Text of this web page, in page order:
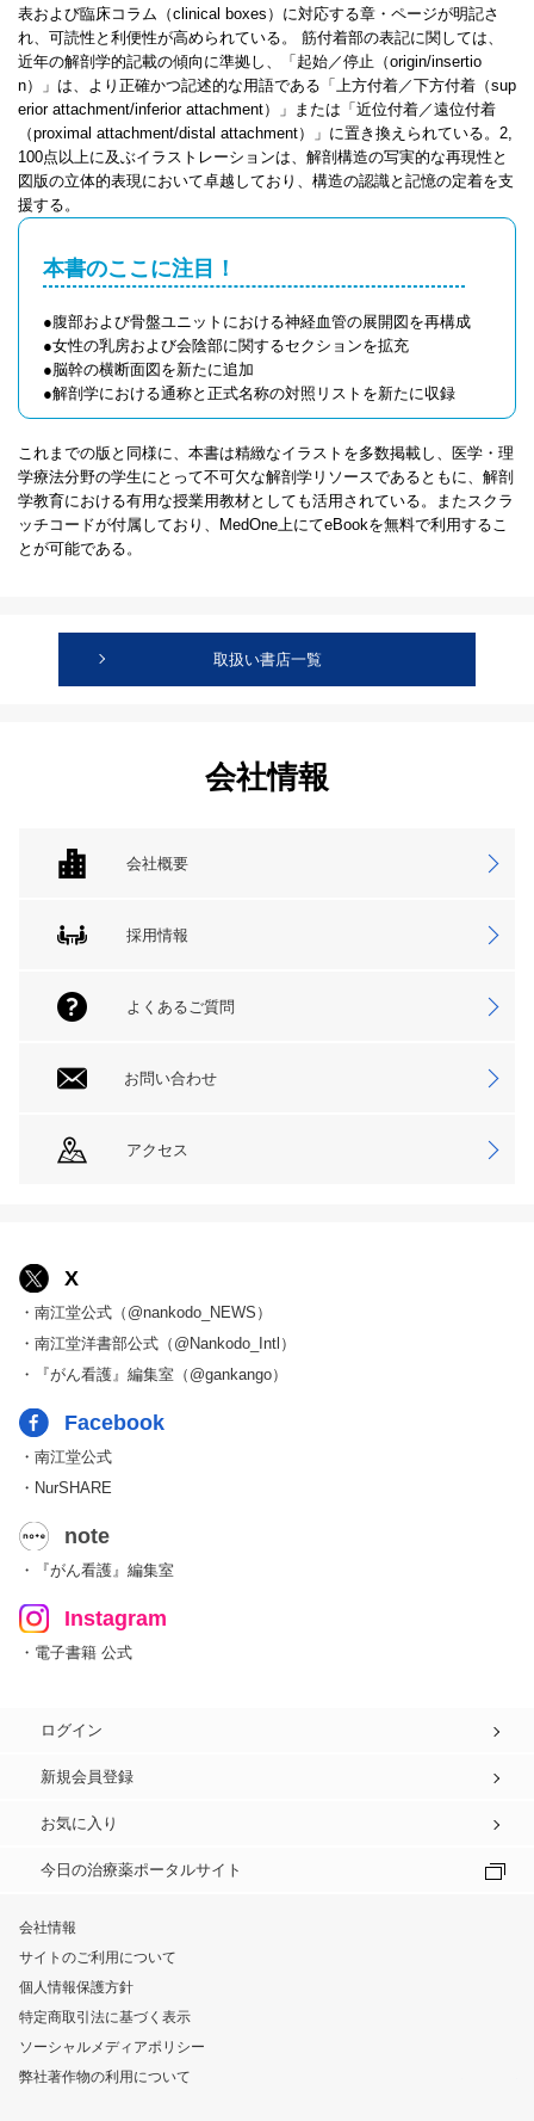
表および臨床コラム（clinical boxes）に対応する章・ページが明記さ
れ、可読性と利便性が高められている。 筋付着部の表記に関しては、
近年の解剖学的記載の傾向に準拠し、「起始／停止（origin/insertio
n）」は、より正確かつ記述的な用語である「上方付着／下方付着（sup
erior attachment/inferior attachment）」または「近位付着／遠位付着
（proximal attachment/distal attachment）」に置き換えられている。2,
100点以上に及ぶイラストレーションは、解剖構造の写実的な再現性と
図版の立体的表現において卓越しており、構造の認識と記憶の定着を支
援する。
本書のここに注目！
●腹部および骨盤ユニットにおける神経血管の展開図を再構成
●女性の乳房および会陰部に関するセクションを拡充
●脳幹の横断面図を新たに追加
●解剖学における通称と正式名称の対照リストを新たに収録
これまでの版と同様に、本書は精緻なイラストを多数掲載し、医学・理
学療法分野の学生にとって不可欠な解剖学リソースであるともに、解剖
学教育における有用な授業用教材としても活用されている。またスクラ
ッチコードが付属しており、MedOne上にてeBookを無料で利用するこ
とが可能である。
取扱い書店一覧
会社情報
会社概要
採用情報
よくあるご質問
お問い合わせ
アクセス
X
・南江堂公式（@nankodo_NEWS）
・南江堂洋書部公式（@Nankodo_Intl）
・『がん看護』編集室（@gankango）
Facebook
・南江堂公式
・NurSHARE
note
・『がん看護』編集室
Instagram
・電子書籍 公式
ログイン
新規会員登録
お気に入り
今日の治療薬ポータルサイト
会社情報
サイトのご利用について
個人情報保護方針
特定商取引法に基づく表示
ソーシャルメディアポリシー
弊社著作物の利用について